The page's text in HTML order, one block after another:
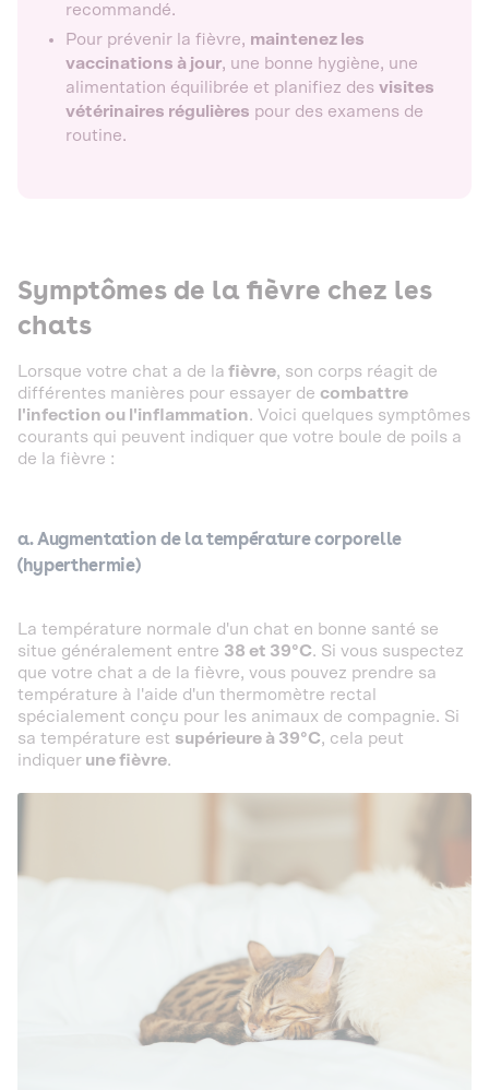
recommandé.
Pour prévenir la fièvre, maintenez les
vaccinations à jour, une bonne hygiène, une
alimentation équilibrée et planifiez des visites
vétérinaires régulières pour des examens de
routine.
Symptômes de la fièvre chez les
chats
Lorsque votre chat a de la fièvre, son corps réagit de
différentes manières pour essayer de combattre
l'infection ou l'inflammation. Voici quelques symptômes
courants qui peuvent indiquer que votre boule de poils a
de la fièvre :
a. Augmentation de la température corporelle
(hyperthermie)
La température normale d'un chat en bonne santé se
situe généralement entre 38 et 39°C. Si vous suspectez
que votre chat a de la fièvre, vous pouvez prendre sa
température à l'aide d'un thermomètre rectal
spécialement conçu pour les animaux de compagnie. Si
sa température est supérieure à 39°C, cela peut
indiquer une fièvre.